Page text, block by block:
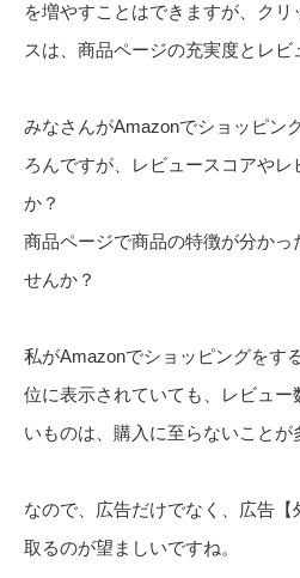
を増やすことはできますが、ク
スは、商品ページの充実度とレビ
みなさんがAmazonでショッピン
ろんですが、レビュースコアや
か？
商品ページで商品の特徴が分かっ
せんか？
私がAmazonでショッピングをす
位に表示されていても、レビュ
いものは、購入に至らないことが
なので、広告だけでなく、広告
取るのが望ましいですね。